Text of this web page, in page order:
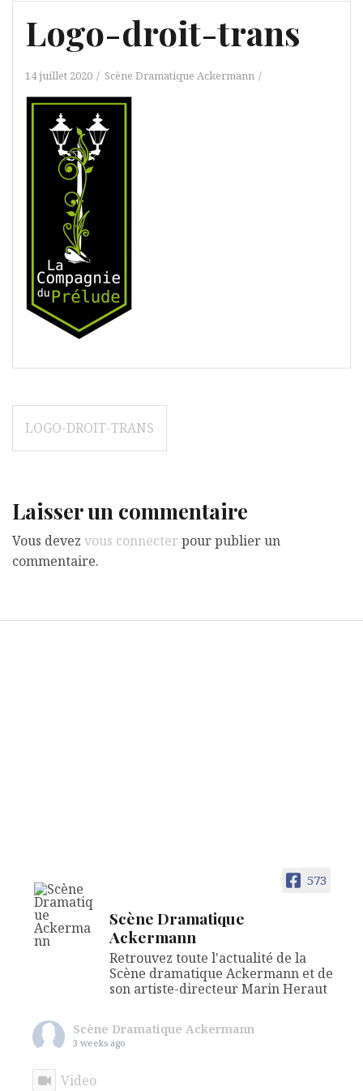
Logo-droit-trans
14 juillet 2020 Scène Dramatique Ackermann
Navigation
de
LOGO-DROIT-TRANS
Laisser un commentaire
Vous devez vous connecter pour publier un
commentaire.
573
Scène Dramatique
Ackermann
Retrouvez toute l'actualité de la
Scène dramatique Ackermann et de
son artiste-directeur Marin Heraut
Scène Dramatique Ackermann
3 weeks ago
Video